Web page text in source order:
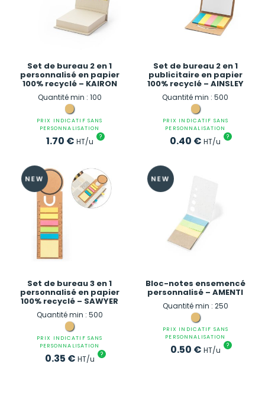
Set de bureau 2 en 1
personnalisé en papier
100% recyclé – KAIRON
Quantité min : 100
PRIX INDICATIF SANS
PERSONNALISATION
1.70 € HT/u ?
Set de bureau 2 en 1
publicitaire en papier
100% recyclé – AINSLEY
Quantité min : 500
PRIX INDICATIF SANS
PERSONNALISATION
0.40 € HT/u ?
Set de bureau 3 en 1
personnalisé en papier
100% recyclé – SAWYER
Quantité min : 500
PRIX INDICATIF SANS
PERSONNALISATION
0.35 € HT/u ?
Bloc-notes ensemencé
personnalisé – AMENTI
Quantité min : 250
PRIX INDICATIF SANS
PERSONNALISATION
0.50 € HT/u ?